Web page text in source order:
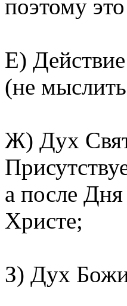
поэтому
Е)
(не
Ж) Дух
а после
Христе;
З) Дух